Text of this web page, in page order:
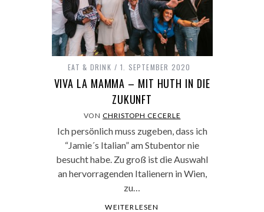
EAT & DRINK 1. SEPTEMBER 2020
VIVA LA MAMMA – MIT HUTH IN DIE
ZUKUNFT
VONCHRISTOPH CECERLE
Ich persönlich muss zugeben, dass ich
“Jamie´s Italian” am Stubentor nie
besucht habe. Zu groß ist die Auswahl
an hervorragenden Italienern in Wien,
zu…
WEITERLESEN